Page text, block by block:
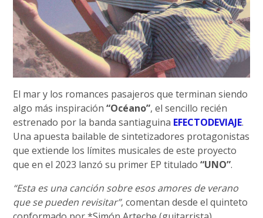
El mar y los romances pasajeros que terminan siendo
algo más inspiración“Océano”, el sencillo recién
estrenado por la banda santiaguina EFECTODEVIAJE.
Una apuesta bailable de sintetizadores protagonistas
que extiende los límites musicales de este proyecto
que en el 2023 lanzó su primer EP titulado“UNO”.
“Esta es una canción sobre esos amores de verano
que se pueden revisitar”, comentan desde el quinteto